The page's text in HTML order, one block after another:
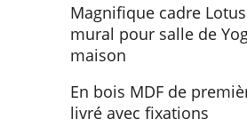
Magnifique cadre
mural pour salle de
maison
En bois MDF de
livré avec fixations